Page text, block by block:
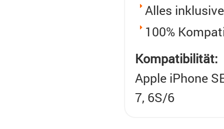
Alles
100%
Kompatibilität:
Apple iPhone
7, 6S/6